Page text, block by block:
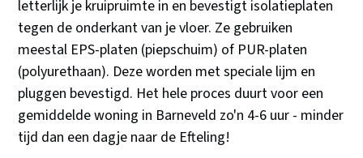
letterlijk je kruipruimte in en bevestigt isolatieplaten
tegen de onderkant van je vloer. Ze gebruiken
meestal EPS-platen (piepschuim) of PUR-platen
(polyurethaan). Deze worden met speciale lijm en
pluggen bevestigd. Het hele proces duurt voor een
gemiddelde woning in Barneveld zo'n 4-6 uur - minder
tijd dan een dagje naar de Efteling!